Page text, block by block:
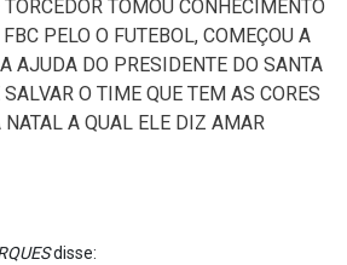
TOMOU CONHECIMENTO
PELO O FUTEBOL, COMEÇOU A
AJUDA DO PRESIDENTE DO SANTA
O TIME QUE TEM AS CORES
NATAL A QUAL ELE DIZ AMAR
disse: